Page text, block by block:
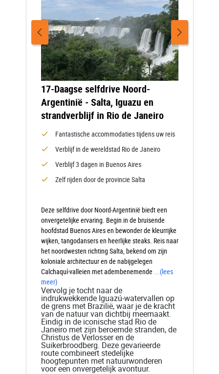
17-Daagse selfdrive Noord-
Argentinië - Salta, Iguazu en
strandverblijf in Rio de Janeiro
Fantastische accommodaties tijdens uw reis
Verblijf in de wereldstad Rio de Janeiro
Verblijf 3 dagen in Buenos Aires
Zelf rijden door de provincie Salta
Deze selfdrive door Noord-Argentinië biedt een
onvergetelijke ervaring. Begin in de bruisende
hoofdstad Buenos Aires en bewonder de kleurrijke
wijken, tangodansers en heerlijke steaks. Reis naar
het noordwesten richting Salta, bekend om zijn
koloniale architectuur en de nabijgelegen
Calchaquí-valleien met adembenemende
(lees
meer)
Vervolg je tocht naar de
indrukwekkende Iguazú-watervallen op
de grens met Brazilië, waar je de kracht
van de natuur van dichtbij meemaakt.
Eindig in de iconische stad Rio de
Janeiro met zijn beroemde stranden, de
Christus de Verlosser en de
Suikerbroodberg. Deze gevarieerde
route combineert stedelijke
hoogtepunten met natuurwonderen
voor een onvergetelijk avontuur.